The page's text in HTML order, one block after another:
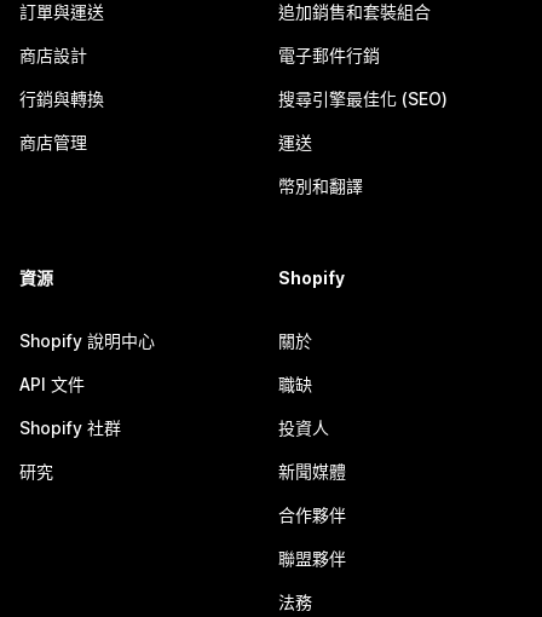
訂單與運送
商店設計
行銷與轉換
商店管理
追加銷售和套裝組合
電子郵件行銷
搜尋引擎最佳化 (SEO)
運送
幣別和翻譯
資源
Shopify 說明中心
API 文件
Shopify 社群
研究
Shopify
關於
職缺
投資人
新聞媒體
合作夥伴
聯盟夥伴
法務